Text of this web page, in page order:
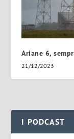
Ariane 6,
21/12/2023
I PODCAST